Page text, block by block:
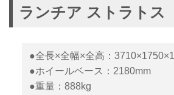
ランチア ストラト
●全長×全幅×全高：
●ホイールベース：2180mm
●重量：888kg